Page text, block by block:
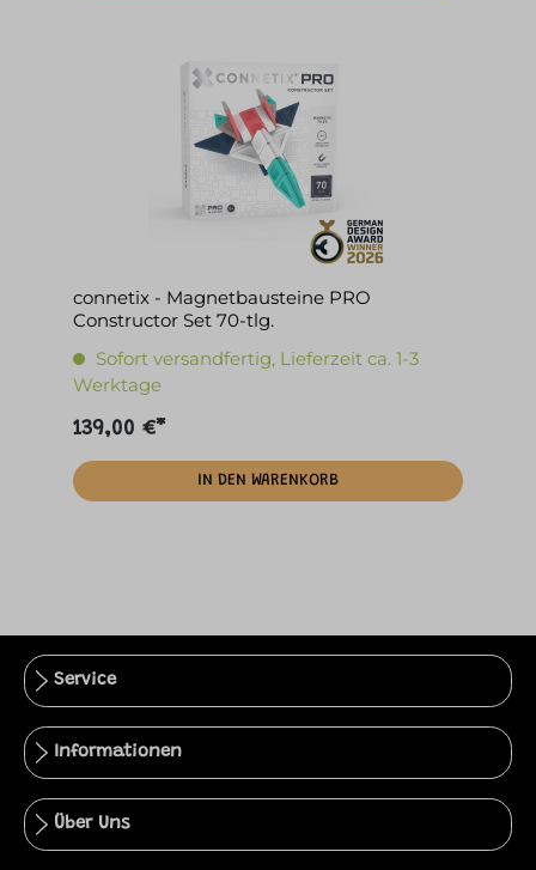
connetix - Magnetbausteine PRO
Constructor Set 70-tlg.
Sofort versandfertig, Lieferzeit ca. 1-3
Werktage
139,00 €*
IN DEN WARENKORB
Service
Informationen
Über Uns